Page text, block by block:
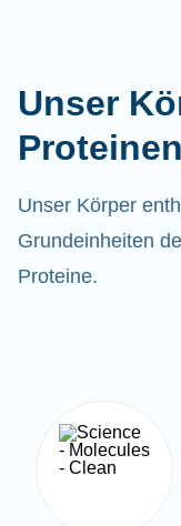
Unser
Proteinen
Unser Körper
Grundeinheiten
Proteine.